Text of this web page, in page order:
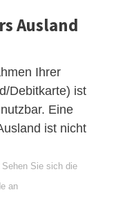
Ausland
Ihrer
Debitkarte) ist
Eine
ist nicht
Sehen Sie sich die
an